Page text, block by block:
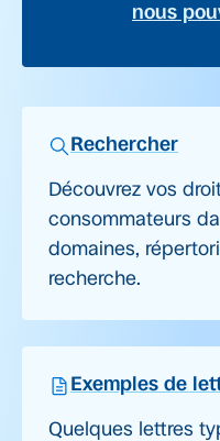
nous
Rechercher
Découvrez vos
consommateurs
domaines,
recherche.
Exemples de
Quelques lettres